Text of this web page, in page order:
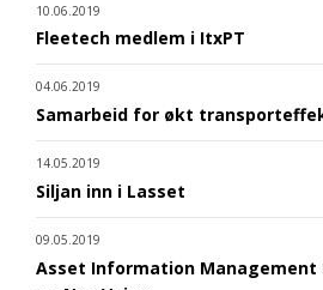
10.06.2019
Fleetech medlem i ItxPT
04.06.2019
Samarbeid for økt
14.05.2019
Siljan inn i Lasset
09.05.2019
Asset Information Management